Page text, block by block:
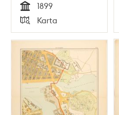
Tid
1899
Typ
Karta